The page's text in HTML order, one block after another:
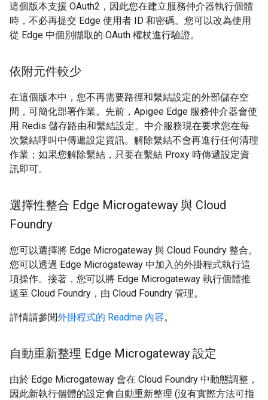
這個版本支援 OAuth2，因此您在建立服務仲介器執行個體
時，不必再提交 Edge 使用者 ID 和密碼。您可以改為使用
從 Edge 中個別擷取的 OAuth 權杖進行驗證。
依附元件較少
在這個版本中，您不再需要路徑和繫結設定的外部儲存空
間，可簡化部署作業。先前，Apigee Edge 服務仲介器會使
用 Redis 儲存路由和繫結設定。中介服務現在要求您在每
次繫結呼叫中傳遞設定資訊。解除繫結不會再進行任何清理
作業；如果您解除繫結，只要在繫結 Proxy 時傳遞設定資
訊即可。
選擇性整合 Edge Microgateway 與 Cloud
Foundry
您可以選擇將 Edge Microgateway 與 Cloud Foundry 整合。
您可以透過 Edge Microgateway 中加入的外掛程式執行這
項操作。接著，您可以將 Edge Microgateway 執行個體推
送至 Cloud Foundry，由 Cloud Foundry 管理。
詳情請參閱外掛程式的 Readme 內容。
自動重新整理 Edge Microgateway 設定
由於 Edge Microgateway 會在 Cloud Foundry 中動態調整，
因此新執行個體的設定會自動重新整理 (沒有實際方法可指